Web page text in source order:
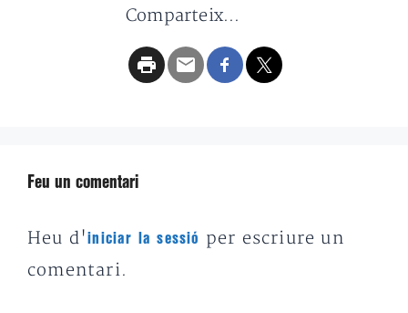
Comparteix...
Feu un comentari
Heu d'iniciar la sessió
per escriure un
comentari.